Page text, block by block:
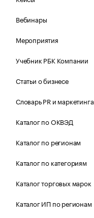
Вебинары
Мероприятия
Учебник РБК Компании
Статьи о бизнесе
Словарь PR и маркетинга
Каталог по ОКВЭД
Каталог по регионам
Каталог по категориям
Каталог торговых марок
Каталог ИП по регионам